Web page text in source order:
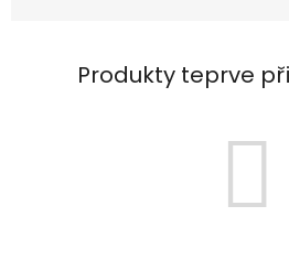
Produkty teprve